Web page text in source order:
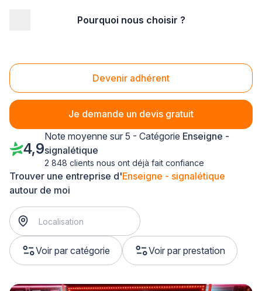
Pourquoi nous choisir ?
Devenir adhérent
Je demande un devis gratuit
Enseigne - signalétique Reims (51100)
Trouver une entreprise d'Enseigne - signalétique
autour de moi
Voir par catégorie Voir par prestation
4,9
Note moyenne sur 5 - Catégorie Enseigne -
signalétique
2 848 clients nous ont déjà fait confiance